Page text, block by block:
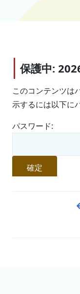
保護中:
このコンテンツは
示するには以下に
パスワード: